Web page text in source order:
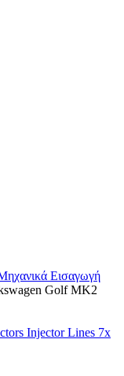
Εισαγωγή
Golf MK2
Injector Lines 7x